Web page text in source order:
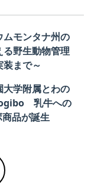
モンタナ州の
野生動物管理
まで～
大学附属とわの
乳牛への
品が誕生